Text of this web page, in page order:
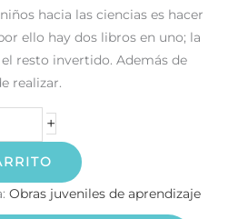
hacia las ciencias es hacer
ello hay dos libros en uno; la
resto invertido. Además de
realizar.
+
Obras juveniles de aprendizaje